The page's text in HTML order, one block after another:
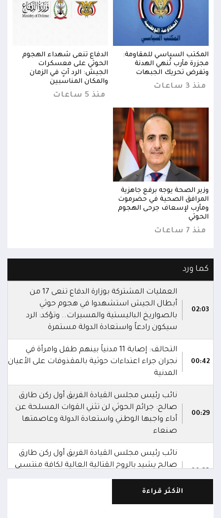
المكتب السياسي للمقاومة:
مجزرة مأرب تُنهي الهدنة
وتفرض تحريك الجبهات
منذ 3 ساعات
الدفاع تنعى شهداء الهجوم
الحوثي على معسكرات
الجيش: الرد آتٍ في الزمان
والمكان المناسبين
منذ 5 ساعات
وزير الصحة يوجه برفع جاهزية
المرافق الصحية في حضرموت
ومأرب لإسعاف جرحى الهجوم
الحوثي
منذ 7 ساعات
كما ورد
02:03
العمليات المشتركة بوزارة الدفاع تنعى 17 من
أبطال الجيش استشهدوا في هجوم حوثي
بالصواريخ الباليستية والمسيرات.. وتؤكد: الرد
سيكون رادعاً واستعادة الدولة مستمرة
00:42
التحالف: إصابة 11 مدنياً بينهم طفل وامرأة في
نجران جراء اعتداءات حوثية بالمقذوفات على الأعيان
المدنية
00:29
نائب رئيس مجلس القيادة الفريق أول ركن طارق
صالح: جرائم الحوثي لن تثني القوات المسلحة عن
أداء واجبها الوطني واستعادة الدولة وعاصمتها
صنعاء
نائب رئيس مجلس القيادة الفريق أول ركن طارق
صالح يشيد بالروح القتالية العالية لكافة منتسبي
الفرقتين الأولى والثالثة وحسن التعامل مع الموقف
وثبات المقاتلين في مواقعهم
الأكثر قراءة